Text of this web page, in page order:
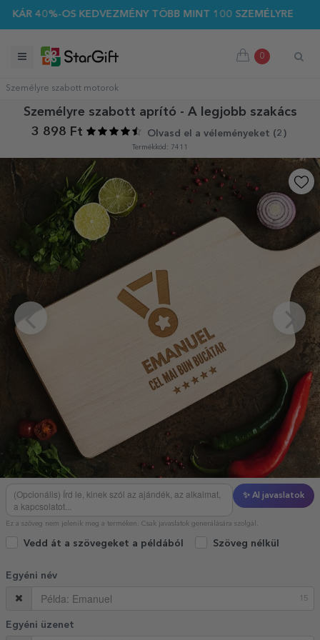
40%-OS KEDVEZMÉNY TÖBB MINT 100 SZEMÉLYRE SZABOTT
0
Személyre szabott motorok
Személyre szabott aprító - A legjobb szakács
3 898 Ft
Olvasd el a véleményeket (2 )
Termékkód: 7411
✨ AI javaslatok
Ez a szöveg nem jelenik meg a terméken. Csak javaslatok generálására szolgál.
Vedd át a szövegeket a példából Szöveg nélkül
Egyéni név
15
Egyéni üzenet